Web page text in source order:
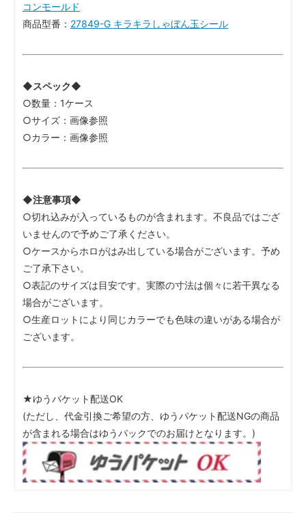
コンモールド
商品型番： 27849-G キラキラしゃぼん玉シール
◆スペック◆
○数量：1ケース
○サイズ：画像参照
○カラー：画像参照
◆注意事項◆
○切れ込みが入っているものが含まれます。不良品ではござ
いませんので予めご了承ください。
○ケースからホロがはみ出している場合がございます。予め
ご了承下さい。
○表記のサイズは目安です。実際の寸法は個々に若干異なる
場合がございます。
○生産ロットにより同じカラーでも色味の違いがある場合が
ございます。
★ゆうパケット配送OK
(ただし、代金引換ご希望の方、ゆうパケット配送NGの商品
が含まれる場合はゆうパックでのお届けとなります。)